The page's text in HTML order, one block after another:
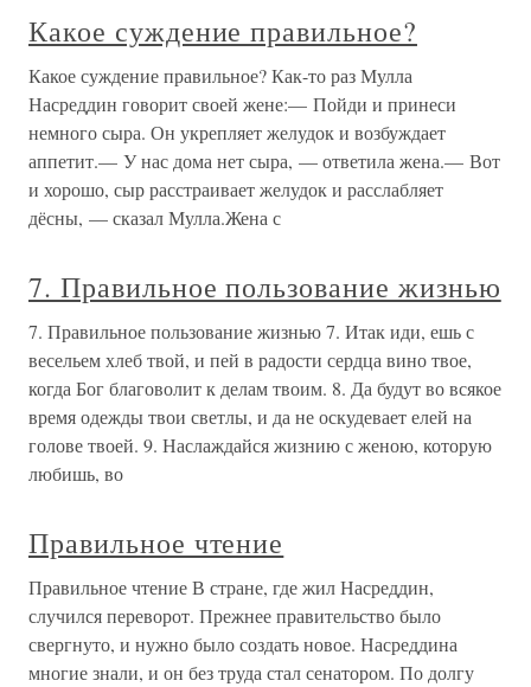
Какое суждение правильное?
Какое суждение правильное? Как-то раз Мулла
Насреддин говорит своей жене:— Пойди и принеси
немного сыра. Он укрепляет желудок и возбуждает
аппетит.— У нас дома нет сыра, — ответила жена.— Вот
и хорошо, сыр расстраивает желудок и расслабляет
дёсны, — сказал Мулла.Жена с
7. Правильное пользование жизнью
7. Правильное пользование жизнью 7. Итак иди, ешь с
весельем хлеб твой, и пей в радости сердца вино твое,
когда Бог благоволит к делам твоим. 8. Да будут во всякое
время одежды твои светлы, и да не оскудевает елей на
голове твоей. 9. Наслаждайся жизнию с женою, которую
любишь, во
Правильное чтение
Правильное чтение В стране, где жил Насреддин,
случился переворот. Прежнее правительство было
свергнуто, и нужно было создать новое. Насреддина
многие знали, и он без труда стал сенатором. По долгу